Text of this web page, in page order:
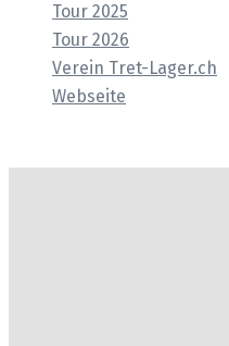
Tour 2025
Tour 2026
Verein Tret-Lager.ch
Webseite